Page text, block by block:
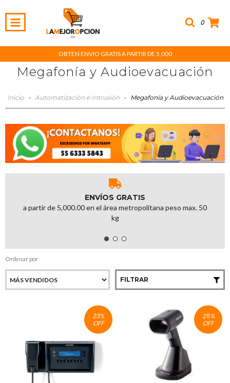
0
OBTEN ENVIO GRATIS A PARTIR DE 5,000
Megafonía y Audioevacuación
Inicio - Automatización e Intrusión - Megafonía y Audioevacuación
ENVÍOS GRATIS
a partir de 5,000.00 en el área metropolitana peso max. 50
kg
Ordenar por
FILTRAR
23%
OFF
25%
OFF